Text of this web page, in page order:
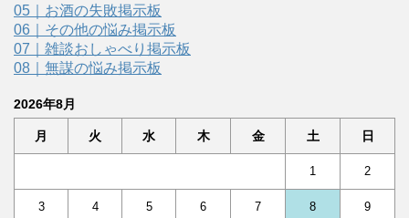
05｜お酒の失敗掲示板
06｜その他の悩み掲示板
07｜雑談おしゃべり掲示板
08｜無謀の悩み掲示板
2026年8月
月 火 水 木 金 土 日
1 2
3 4 5 6 7 8 9